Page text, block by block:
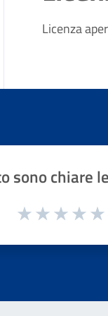
Licenza
sono chiare
1 a 5 stelle la pagina